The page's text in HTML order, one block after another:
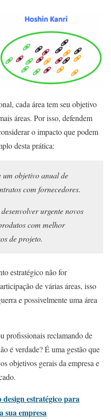
cada área tem seu objetivo
áreas. Por isso, defendem
o impacto que podem
desta prática:
um objetivo anual de
com fornecedores.
urgente novos
com melhor
de projeto.
estratégico não for
de várias áreas, isso
e possivelmente uma área
profissionais reclamando de
é verdade? É uma gestão que
objetivos gerais da empresa e
estratégico para
sua empresa